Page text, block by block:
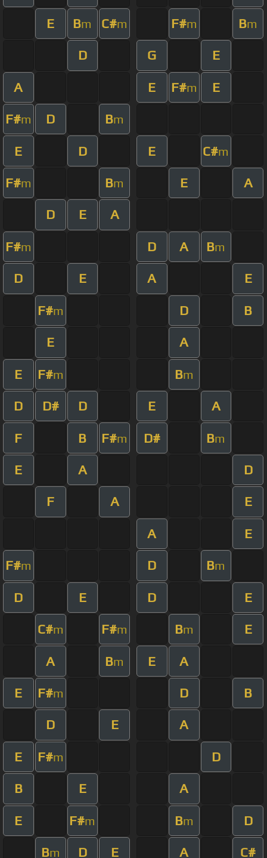
E Bm C#m F#m Bm
D G E
A E F#m E
F#m D Bm
E D E C#m
F#m Bm E A
D E A
F#m D A Bm
D E A E
F#m D B
E A
E F#m Bm
D D# D E A
F B F#m D# Bm
E A D
F A E
A E
F#m D Bm
D E D E
C#m F#m Bm E
A Bm E A
E F#m D B
D E A
E F#m D
B E A
E F#m Bm D
Bm D E A C#